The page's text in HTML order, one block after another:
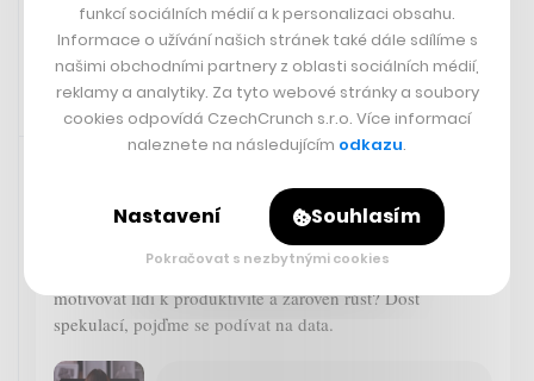
Bloomberg
25. 9. 2023 15:09
Je to pravda, nebo mýtus, že lidem se už nechce pracovat?
A dokonce, že když nejsou šéfovi na očích, tak nepracují
vůbec? Dá se s výkonem lidí pracovat pouze skrz
nastavení firmy, nebo je potřeba zakázat home office? Jak
motivovat lidi k produktivitě a zároveň růst? Dost
spekulací, pojďme se podívat na data.
funkcí sociálních médií a k personalizaci obsahu.
Informace o užívání našich stránek také dále sdílíme s
našimi obchodními partnery z oblasti sociálních médií,
reklamy a analytiky. Za tyto webové stránky a soubory
cookies odpovídá CzechCrunch s.r.o. Více informací
naleznete na následujícím odkazu.
Nastavení Souhlasím
Pokračovat s nezbytnými cookies